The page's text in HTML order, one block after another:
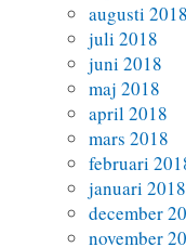
augusti 2018
juli 2018
juni 2018
maj 2018
april 2018
mars 2018
februari
januari 2018
december
november